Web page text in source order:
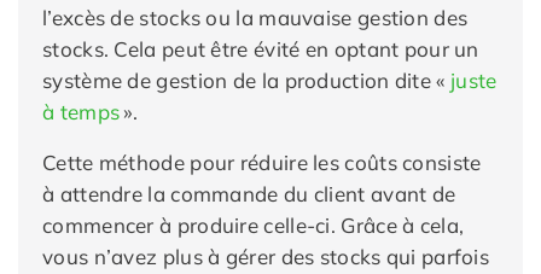
l’excès de stocks ou la mauvaise gestion des
stocks. Cela peut être évité en optant pour un
système de gestion de la production dite « juste
à temps».
Cette méthode pour réduire les coûts consiste
à attendre la commande du client avant de
commencer à produire celle-ci. Grâce à cela,
vous n’avez plus à gérer des stocks qui parfois